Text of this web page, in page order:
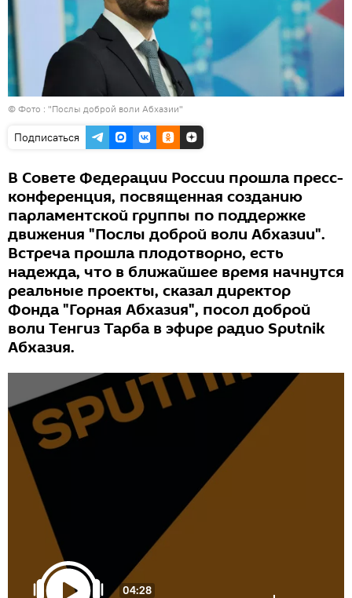
© Фото : "Послы доброй воли Абхазии"
Подписаться
В Совете Федерации России прошла пресс-
конференция, посвященная созданию
парламентской группы по поддержке
движения "Послы доброй воли Абхазии".
Встреча прошла плодотворно, есть
надежда, что в ближайшее время начнутся
реальные проекты, сказал директор
Фонда "Горная Абхазия", посол доброй
воли Тенгиз Тарба в эфире радио Sputnik
Абхазия.
04:28